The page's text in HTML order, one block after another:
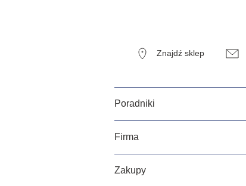
Znajdź sklep
Poradniki
Firma
Zakupy